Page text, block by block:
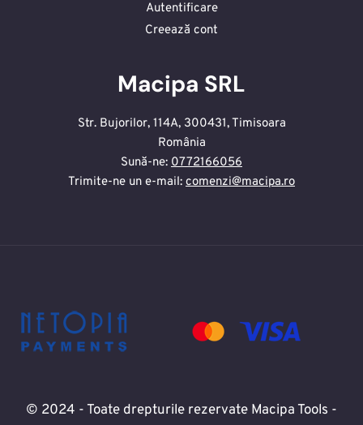
Autentificare
Creează cont
Macipa SRL
Str. Bujorilor, 114A, 300431, Timisoara
România
Sună-ne: 0772166056
Trimite-ne un e-mail: comenzi@macipa.ro
© 2024 - Toate drepturile rezervate Macipa Tools -